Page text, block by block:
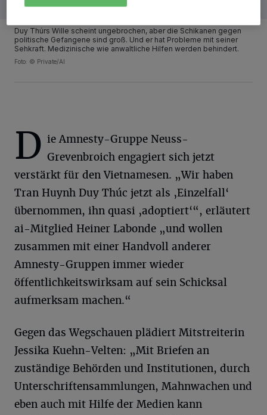
Duy Thúrs Wille scheint ungebrochen, aber die Schikanen gegen
politische Gefangene sind groß. Und er hat Probleme mit seiner
Sehkraft. Medizinische wie anwaltliche Hilfen werden behindert.
Foto: © Private/AI
D ie Amnesty-Gruppe Neuss-
Grevenbroich engagiert sich jetzt
verstärkt für den Vietnamesen. „Wir haben
Tran Huynh Duy Thúc jetzt als ‚Einzelfall‘
übernommen, ihn quasi ‚adoptiert‘“, erläutert
ai-Mitglied Heiner Labonde „und wollen
zusammen mit einer Handvoll anderer
Amnesty-Gruppen immer wieder
öffentlichkeitswirksam auf sein Schicksal
aufmerksam machen.“
Gegen das Wegschauen plädiert Mitstreiterin
Jessika Kuehn-Velten: „Mit Briefen an
zuständige Behörden und Institutionen, durch
Unterschriftensammlungen, Mahnwachen und
eben auch mit Hilfe der Medien kann